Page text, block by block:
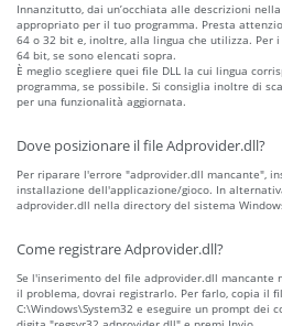
Innanzitutto, dai un’occhiata alle descrizioni
appropriato per il tuo programma. Presta
64 o 32 bit e, inoltre, alla lingua che utilizza. Per
64 bit, se sono elencati sopra.
È meglio scegliere quei file DLL la cui lingua
programma, se possibile. Si consiglia inoltre di
per una funzionalità aggiornata.
Dove posizionare il file Adprovider.dll?
Per riparare l'errore "adprovider.dll mancante",
installazione dell'applicazione/gioco. In
adprovider.dll nella directory del sistema
Come registrare Adprovider.dll?
Se l'inserimento del file adprovider.dll
il problema, dovrai registrarlo. Per farlo, copia il
C:\Windows\System32 e eseguire un prompt dei